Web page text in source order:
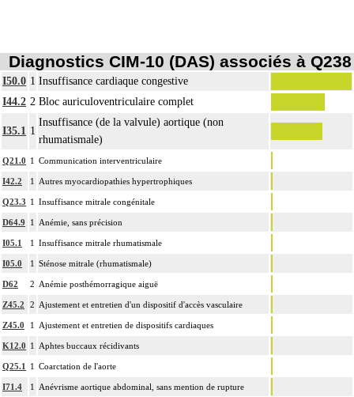
Diagnostics CIM-10 (DAS) associés à Q238
I50.0 1 Insuffisance cardiaque congestive
I44.2 2 Bloc auriculoventriculaire complet
I35.1 1
Insuffisance (de la valvule) aortique (non
rhumatismale)
Q21.0 1 Communication interventriculaire
I42.2 1 Autres myocardiopathies hypertrophiques
Q23.3 1 Insuffisance mitrale congénitale
D64.9 1 Anémie, sans précision
I05.1 1 Insuffisance mitrale rhumatismale
I05.0 1 Sténose mitrale (rhumatismale)
D62 2 Anémie posthémorragique aiguë
Z45.2 2 Ajustement et entretien d'un dispositif d'accès vasculaire
Z45.0 1 Ajustement et entretien de dispositifs cardiaques
K12.0 1 Aphtes buccaux récidivants
Q25.1 1 Coarctation de l'aorte
I71.4 1 Anévrisme aortique abdominal, sans mention de rupture